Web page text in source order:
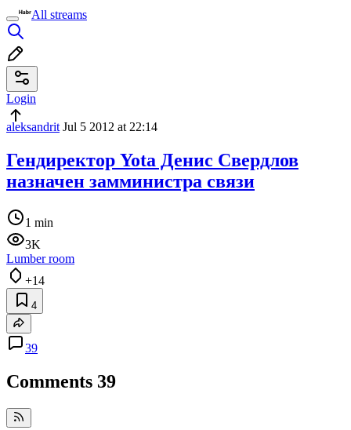
All streams
Login
aleksandrit Jul 5 2012 at 22:14
Гендиректор Yota Денис Свердлов
назначен замминистра связи
1 min
3K
Lumber room
+14
4
39
Comments 39